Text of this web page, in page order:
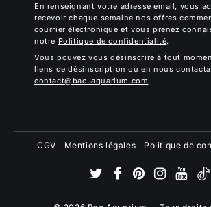
En renseignant votre adresse email, vous
recevoir chaque semaine nos offres
courrier électronique et vous prenez
notre Politique de confidentialité.
Vous pouvez vous désinscrire à tout
liens de désinscription ou en nous
contact@bao-aquarium.com.
CGV Mentions légales Politique de